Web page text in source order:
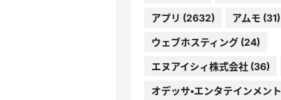
アプリ (2632) アムモ (31)
ウェブホスティング(24)
エヌアイシィ株式会社(36)
オデッサ・エンタテインメント